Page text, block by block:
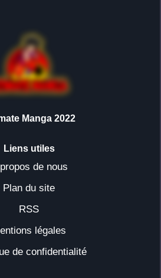
Manga 2022
Liens utiles
de nous
Plan du site
RSS
légales
de confidentialité